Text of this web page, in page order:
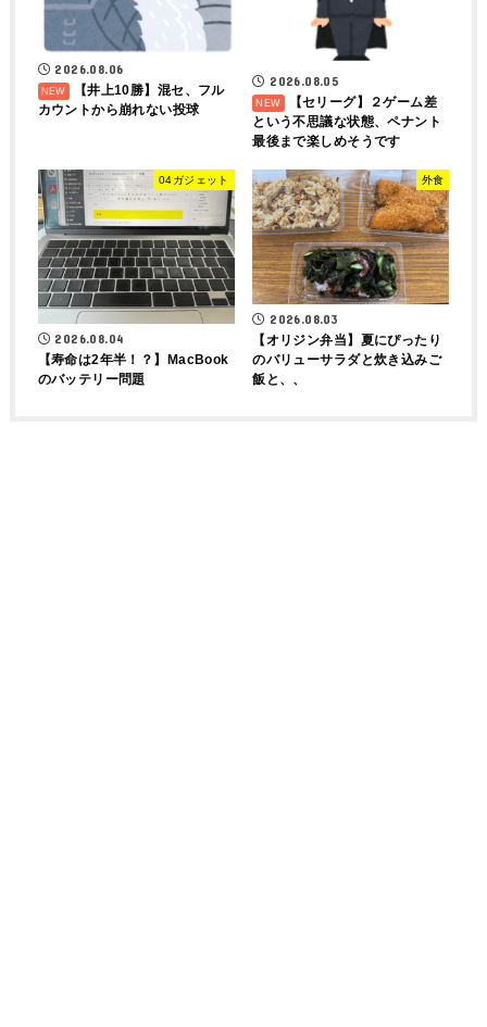
2026.08.06
【井上10勝】混セ、フル
カウントから崩れない投球
2026.08.05
【セリーグ】２ゲーム差
という不思議な状態、ペナント
最後まで楽しめそうです
04ガジェット
2026.08.04
【寿命は2年半！？】MacBook
のバッテリー問題
外食
2026.08.03
【オリジン弁当】夏にぴったり
のバリューサラダと炊き込みご
飯と、、